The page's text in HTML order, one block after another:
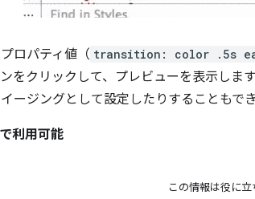
ロパティ値（ transition: color .5s
をクリックして、プレビューを表示しま
ージングとして設定したりすることもでき
利用可能
この情報は役に立